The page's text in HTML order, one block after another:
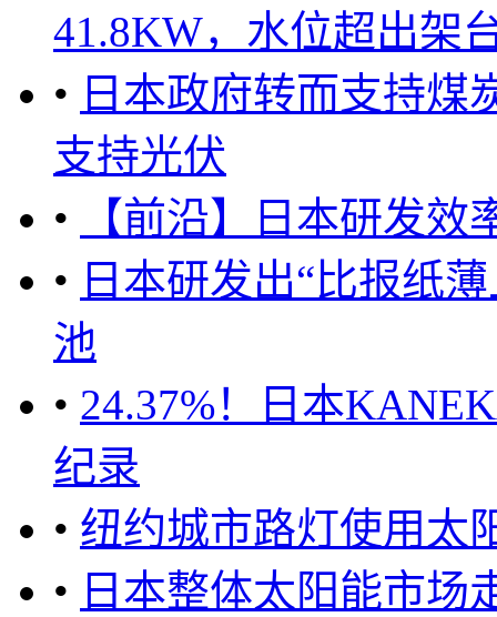
41.8KW，水位超出架
• 日本政府转而支持煤
支持光伏
•
【前沿】日本研发效
• 日本研发出“比报纸
池
• 24.37%！日本
纪录
• 纽约城市路灯使用太
• 日本整体太阳能市场